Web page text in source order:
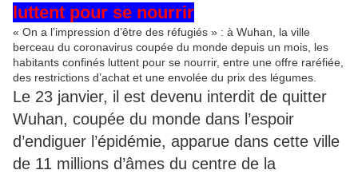
luttent pour se nourrir
« On a l’impression d’être des réfugiés » : à Wuhan, la ville
berceau du coronavirus coupée du monde depuis un mois, les
habitants confinés luttent pour se nourrir, entre une offre raréfiée,
des restrictions d’achat et une envolée du prix des légumes.
Le 23 janvier, il est devenu interdit de quitter
Wuhan, coupée du monde dans l’espoir
d’endiguer l’épidémie, apparue dans cette ville
de 11 millions d’âmes du centre de la